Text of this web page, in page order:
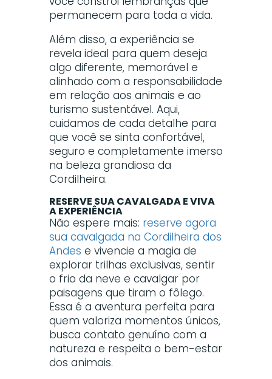
permanecem para toda a vida.
Além disso, a experiência se
revela ideal para quem deseja
algo diferente, memorável e
alinhado com a responsabilidade
em relação aos animais e ao
turismo sustentável. Aqui,
cuidamos de cada detalhe para
que você se sinta confortável,
seguro e completamente imerso
na beleza grandiosa da
Cordilheira.
RESERVE SUA CAVALGADA E VIVA
A EXPERIÊNCIA
Não espere mais: reserve agora
sua cavalgada na Cordilheira dos
Andes e vivencie a magia de
explorar trilhas exclusivas, sentir
o frio da neve e cavalgar por
paisagens que tiram o fôlego.
Essa é a aventura perfeita para
quem valoriza momentos únicos,
busca contato genuíno com a
natureza e respeita o bem-estar
dos animais.